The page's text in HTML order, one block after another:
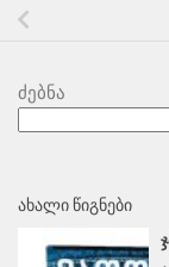
ძებნა
ᲐᲮᲐᲚᲘ ᲬᲘᲒᲜᲔᲑᲘ